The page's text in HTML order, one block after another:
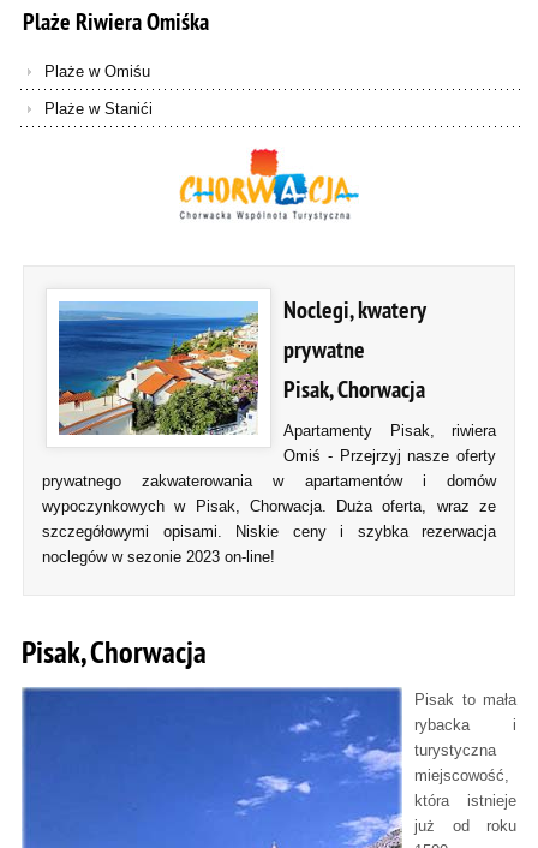
PlażeRiwieraOmiśka
Plaże w Omiśu
Plaże w Stanići
Noclegi, kwatery
prywatne
Pisak, Chorwacja
Apartamenty Pisak, riwiera
Omiś - Przejrzyj nasze oferty
prywatnego zakwaterowania w apartamentów i domów
wypoczynkowych w Pisak, Chorwacja. Duża oferta, wraz ze
szczegółowymi opisami. Niskie ceny i szybka rezerwacja
noclegów w sezonie 2023 on-line!
Pisak, Chorwacja
Pisak to mała
rybacka i
turystyczna
miejscowość,
która istnieje
już od roku